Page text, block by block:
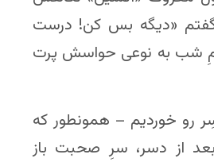
«دیگه بس کن! درست
شب به نوعی حواسش پرت
رو خوردیم – همونطور که
از دسر، سرِ صحبت باز